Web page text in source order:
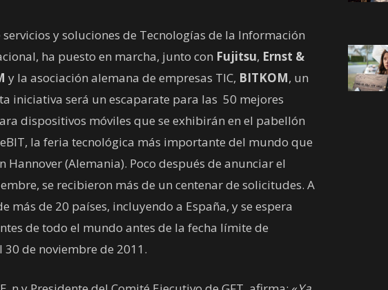
y soluciones de Tecnologías de la Información
ha puesto en marcha, junto con Fujitsu, Ernst &
y la asociación alemana de empresas TIC, BITKOM, un
iniciativa será un escaparate para las 50 mejores
dispositivos móviles que se exhibirán en el pabellón
la feria tecnológica más importante del mundo que
Hannover (Alemania). Poco después de anunciar el
se recibieron más de un centenar de solicitudes. A
más de 20 países, incluyendo a España, y se espera
de todo el mundo antes de la fecha límite de
de noviembre de 2011.